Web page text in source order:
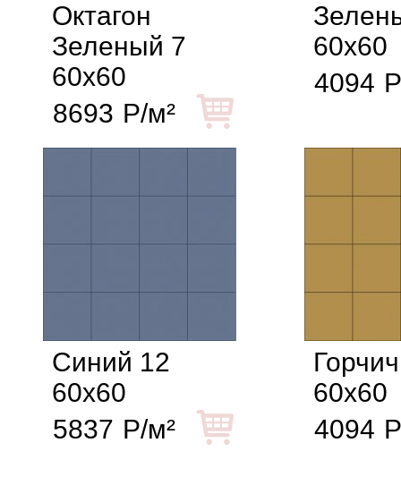
Октагон
Зеленый 7
60x60
8693 Р/м²
60x60
4094
Синий 12
60x60
5837 Р/м²
60x60
4094